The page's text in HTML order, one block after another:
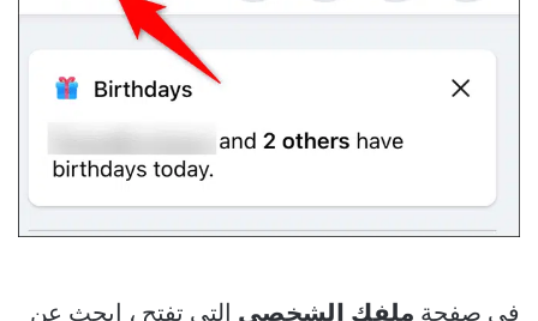
في صفحة ملفك الشخصي التي تفتح ، ابحث عن